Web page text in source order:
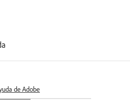
de Adobe
mesas de trabajo